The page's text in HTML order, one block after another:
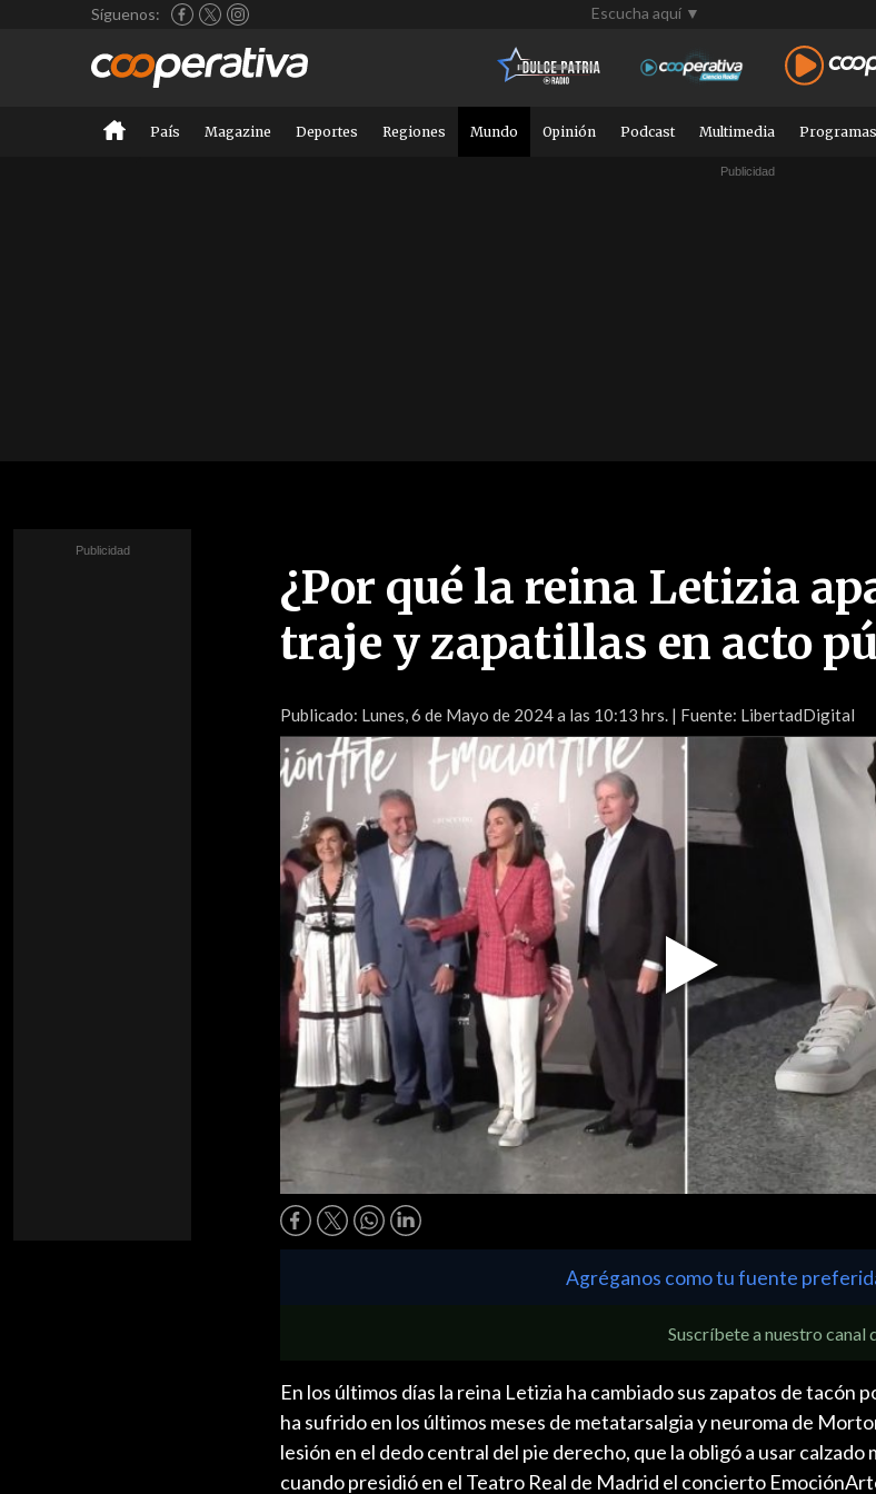
Síguenos: Escucha aquí ▼
País Magazine Deportes Regiones Mundo Opinión Podcast Multimedia Programas
¿Por qué la reina Letizia
traje y zapatillas en acto
Publicado: Lunes, 6 de Mayo de 2024 a las 10:13 hrs. | Fuente: LibertadDigital
Play
Video
Agréganos como tu fuente
Suscríbete a nuestro canal
En los últimos días la reina Letizia ha cambiado sus zapatos de tacón
ha sufrido en los últimos meses de metatarsalgia y neuroma de
lesión en el dedo central del pie derecho, que la obligó a usar calzado
cuando presidió en el Teatro Real de Madrid el concierto